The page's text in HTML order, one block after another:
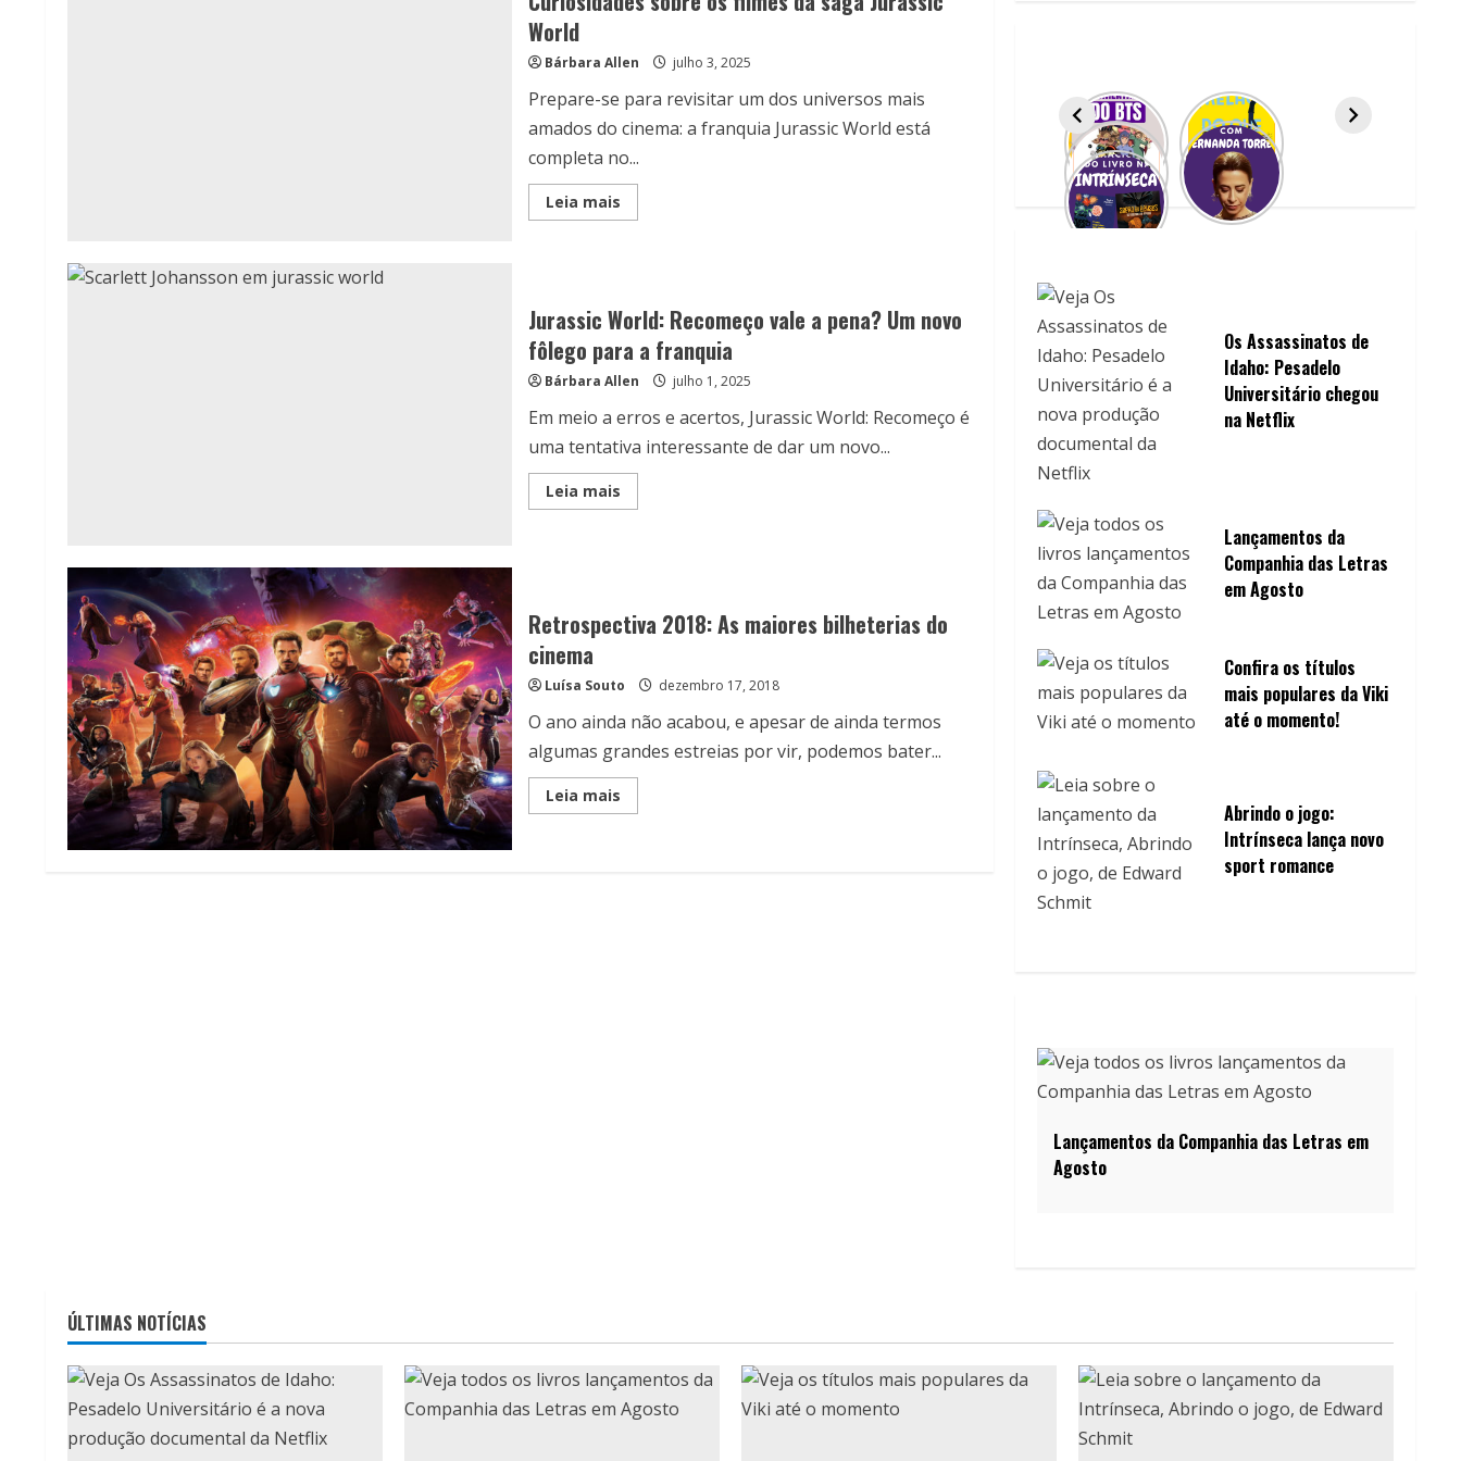
World
Bárbara Allen julho 3, 2025
Prepare-se para revisitar um dos universos mais
amados do cinema: a franquia Jurassic World está
completa no...
Leia maisRead
more
da
saga
Jurassic
World
Jurassic World: Recomeço vale a pena? Um novo
fôlego para a franquia
Bárbara Allen julho 1, 2025
Em meio a erros e acertos, Jurassic World: Recomeço é
uma tentativa interessante de dar um novo...
Leia maisRead
more
pena?
Um
a
Retrospectiva 2018: As maiores bilheterias do
cinema
Luísa Souto dezembro 17, 2018
O ano ainda não acabou, e apesar de ainda termos
algumas grandes estreias por vir, podemos bater...
Leia maisRead
more
Os Assassinatos de
Idaho: Pesadelo
Universitário chegou
na Netflix
Lançamentos da
Companhia das Letras
em Agosto
Confira os títulos
mais populares da Viki
até o momento!
Abrindo o jogo:
Intrínseca lança novo
sport romance
Lançamentos da Companhia das Letras em
Agosto
ÚLTIMAS NOTÍCIAS